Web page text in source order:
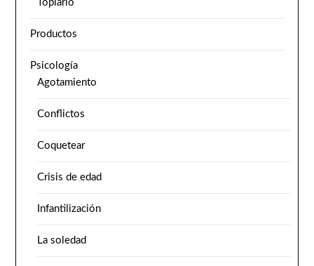
Topiario
Productos
Psicología
Agotamiento
Conflictos
Coquetear
Crisis de edad
Infantilización
La soledad